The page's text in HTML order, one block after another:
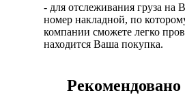
- для отслеживания груза на
номер накладной, по
компании сможете легко
находится Ваша покупка.
Рекомендовано